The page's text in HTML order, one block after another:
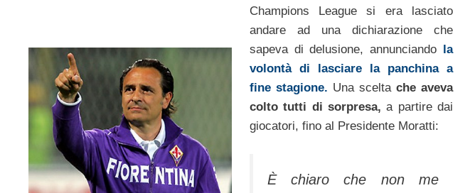
Champions League si era lasciato
andare ad una dichiarazione che
sapeva di delusione, annunciando la
volontà di lasciare la panchina a
fine stagione. Una scelta che aveva
colto tutti di sorpresa, a partire dai
giocatori, fino al Presidente Moratti:
È chiaro che non me